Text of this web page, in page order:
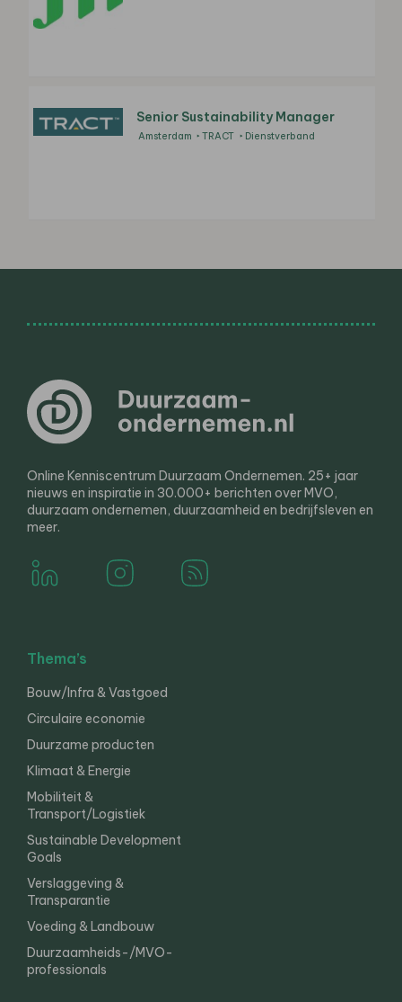
Senior Sustainability Manager
Amsterdam TRACT Dienstverband
Online Kenniscentrum Duurzaam Ondernemen. 25+ jaar
nieuws en inspiratie in 30.000+ berichten over MVO,
duurzaam ondernemen, duurzaamheid en bedrijfsleven en
meer.
Thema’s
Bouw/Infra & Vastgoed
Circulaire economie
Duurzame producten
Klimaat & Energie
Mobiliteit &
Transport/Logistiek
Sustainable Development
Goals
Verslaggeving &
Transparantie
Voeding & Landbouw
Duurzaamheids-/MVO-
professionals